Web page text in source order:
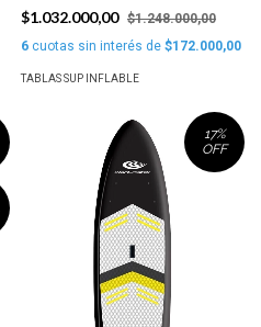
$1.032.000,00 $1.248.000,00
6 cuotas sin interés de $172.000,00
TABLAS SUP INFLABLE
17%
OFF